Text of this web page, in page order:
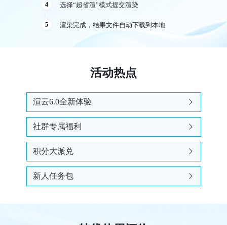
4 选择“超省渲”模式提交渲染
5 渲染完成，结果文件自动下载到本地
活动热点
渲云6.0全新体验
社群专属福利
积分大派兑
新人任务包